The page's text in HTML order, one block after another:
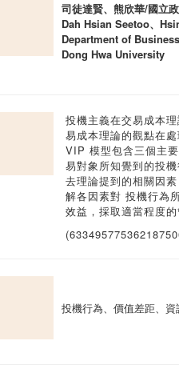
司徒達賢、熊欣華/國立
Dah Hsian Seetoo、
Department of
Dong Hwa University
投機主義在交易成本
易成本理論的觀點在
VIP 模型包含三個主
易對象所知覺到的投
去理論提到的相關因
解各因素對 投機行為
效益，採取適當程度的
投機行為、價值差距、